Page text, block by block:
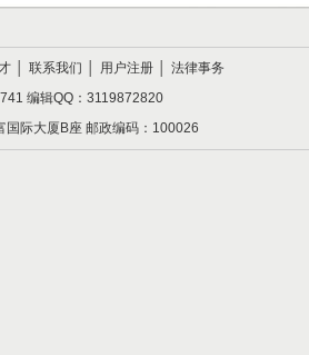
联系我们 用户注册
法律事务
编辑QQ：3119872820
际大厦B座 邮政编码：100026